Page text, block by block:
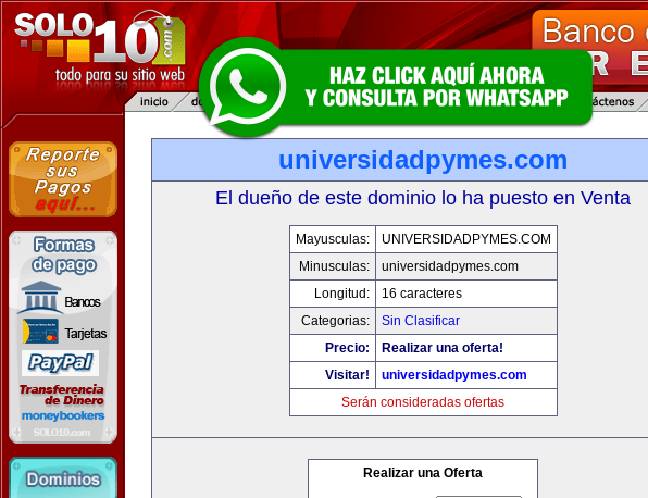
universidadpymes.com
El dueño de este dominio lo ha puesto en Venta
Mayusculas:
UNIVERSIDADPYMES.COM
Minusculas:
universidadpymes.com
Longitud:
16 caracteres
Categorias:
Sin Clasificar
Precio:
Realizar una oferta!
Visitar!
universidadpymes.com
Serán consideradas ofertas
Realizar una Oferta